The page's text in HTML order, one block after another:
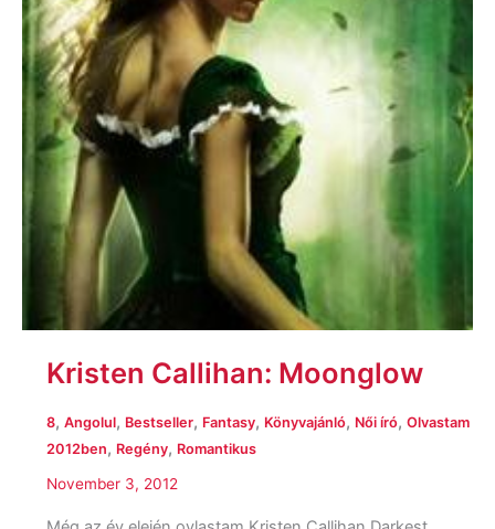
Kristen Callihan: Moonglow
8, Angolul, Bestseller, Fantasy, Könyvajánló, Női író, Olvastam
2012ben, Regény, Romantikus
November 3, 2012